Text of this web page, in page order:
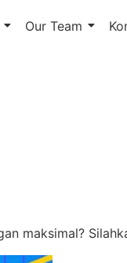
Our Team
maksimal?